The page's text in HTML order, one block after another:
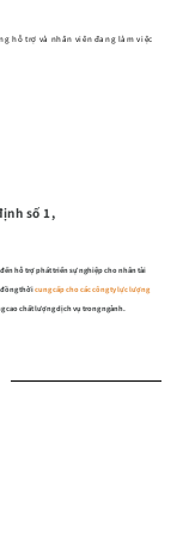
hỗ trợ và nhân viên đang làm việc
số 1,
hỗ trợ phát triển sự nghiệp cho nhân tài
đồng thờicung cấp cho các công ty lực lượng
cao chất lượng dịch vụ trong ngành.